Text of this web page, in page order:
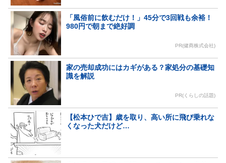
「風俗前に飲むだけ！」45分で3回戦も余裕！
980円で朝まで絶好調
PR(健商株式会社)
家の売却成功にはカギがある？家処分の基礎知
識を解説
PR(くらしの話題)
【松本ひで吉】歳を取り、高い所に飛び乗れな
くなった犬だけど…